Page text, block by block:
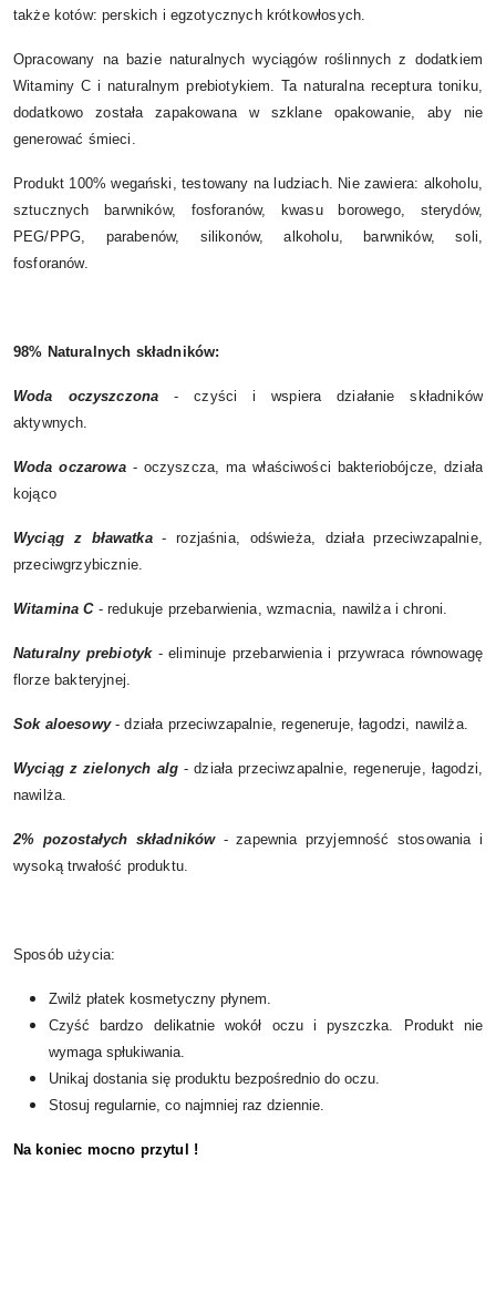
także kotów: perskich i egzotycznych krótkowłosych.
Opracowany na bazie naturalnych wyciągów roślinnych z dodatkiem
Witaminy C i naturalnym prebiotykiem. Ta naturalna receptura toniku,
dodatkowo została zapakowana w szklane opakowanie, aby nie
generować śmieci.
Produkt 100% wegański, testowany na ludziach. Nie zawiera: alkoholu,
sztucznych barwników, fosforanów, kwasu borowego, sterydów,
PEG/PPG, parabenów, silikonów, alkoholu, barwników, soli,
fosforanów.
98% Naturalnych składników:
Woda oczyszczona - czyści i wspiera działanie składników
aktywnych.
Woda oczarowa- oczyszcza, ma właściwości bakteriobójcze, działa
kojąco
Wyciąg z bławatka- rozjaśnia, odświeża, działa przeciwzapalnie,
przeciwgrzybicznie.
Witamina C - redukuje przebarwienia, wzmacnia, nawilża i chroni.
Naturalny prebiotyk- eliminuje przebarwienia i przywraca równowagę
florze bakteryjnej.
Sok aloesowy - działa przeciwzapalnie, regeneruje, łagodzi, nawilża.
Wyciąg z zielonych alg - działa przeciwzapalnie, regeneruje, łagodzi,
nawilża.
2% pozostałych składników - zapewnia przyjemność stosowania i
wysoką trwałość produktu.
Sposób użycia:
Zwilż płatek kosmetyczny płynem.
Czyść bardzo delikatnie wokół oczu i pyszczka. Produkt nie
wymaga spłukiwania.
Unikaj dostania się produktu bezpośrednio do oczu.
Stosuj regularnie, co najmniej raz dziennie.
Na koniec mocno przytul !